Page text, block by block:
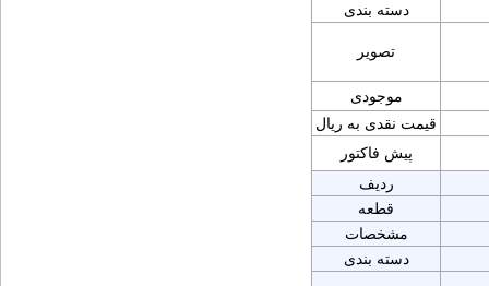
دسته بندی
تصویر
موجودی
قیمت نقدی به ریال
پیش فاکتور
ردیف
قطعه
مشخصات
دسته بندی